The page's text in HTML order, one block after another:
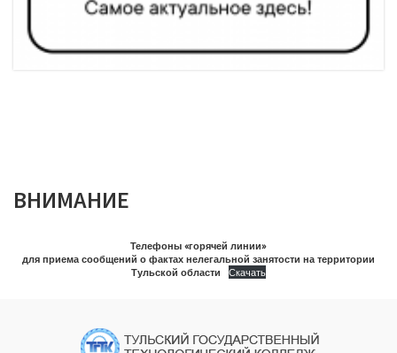
ВНИМАНИЕ
Телефоны «горячей линии»
для приема сообщений о фактах нелегальной занятости на территории
Тульской области
Скачать